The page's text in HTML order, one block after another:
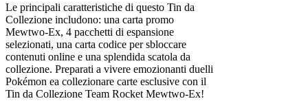
Le principali caratteristiche di questo Tin da
Collezione includono: una carta promo
Mewtwo-Ex, 4 pacchetti di espansione
selezionati, una carta codice per sbloccare
contenuti online e una splendida scatola da
collezione. Preparati a vivere emozionanti duelli
Pokémon ea collezionare carte esclusive con il
Tin da Collezione Team Rocket Mewtwo-Ex!